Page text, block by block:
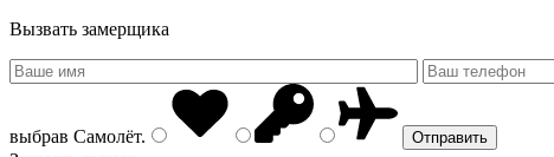
Вызвать замерщика
выбрав Самолёт.